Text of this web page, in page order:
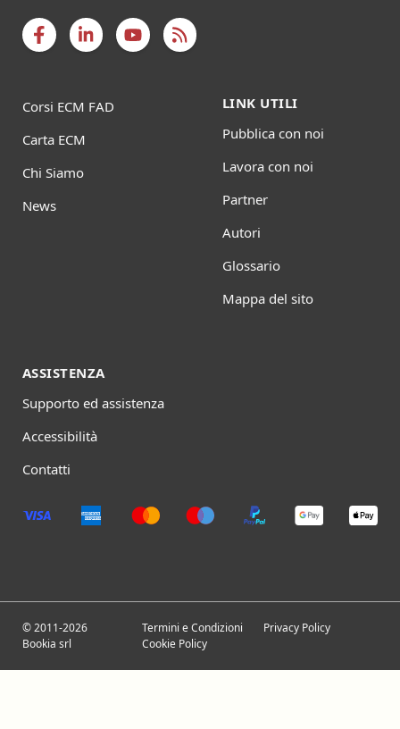
Corsi ECM FAD
Carta ECM
Chi Siamo
News
LINK UTILI
Pubblica con noi
Lavora con noi
Partner
Autori
Glossario
Mappa del sito
ASSISTENZA
Supporto ed assistenza
Accessibilità
Contatti
© 2011-2026
Bookia srl
Termini e Condizioni
Privacy Policy
Cookie Policy